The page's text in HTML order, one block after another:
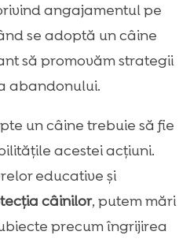
angajamentul pe
se adoptă un câine
să promovăm strategii
abandonului.
un câine trebuie să fie
acestei acțiuni.
educative și
câinilor, putem mări
precum îngrijirea